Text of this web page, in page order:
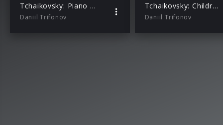
Tchaikovsky: Piano Sonata (No. 2) in C-Sharp Minor, Op. 80: II. Andante
Daniil Trifonov
Tchaikovsky: Children’s Album, Op. 39: No. 21, Sweet Dreams
Daniil Trifonov